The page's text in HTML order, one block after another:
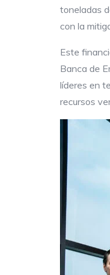
toneladas
con la
Este
Banca de
líderes en
recursos